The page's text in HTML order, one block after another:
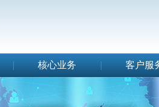
| 核心业务 | 客户服